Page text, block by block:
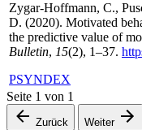
Zygar-Hoffmann, C.,
D. (2020). Motivated
the predictive value of
Bulletin, 15(2), 1–37.
PSYNDEX
Seite 1 von 1
Zurück Weiter